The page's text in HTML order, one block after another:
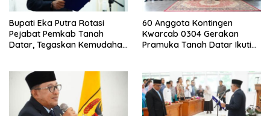
Bupati Eka Putra Rotasi
Pejabat Pemkab Tanah
Datar, Tegaskan Kemudahan
60 Anggota Kontingen
Kwarcab 0304 Gerakan
Pramuka Tanah Datar Ikuti